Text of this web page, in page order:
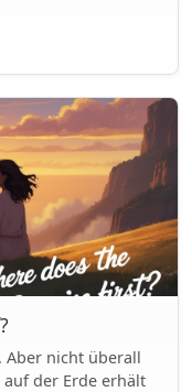
Aber nicht überall
der Erde erhält